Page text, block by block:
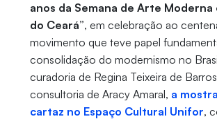
anos da Semana de Arte Moderna
do Ceará”, em celebração ao
movimento que teve papel
consolidação do modernismo no
curadoria de Regina Teixeira de
consultoria de Aracy Amaral, a
cartaz no Espaço Cultural Unifor,